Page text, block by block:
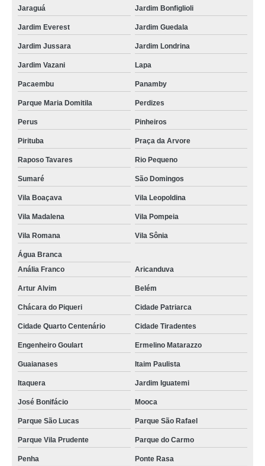
Jaraguá Jardim Bonfiglioli
Jardim Everest Jardim Guedala
Jardim Jussara Jardim Londrina
Jardim Vazani Lapa
Pacaembu Panamby
Parque Maria Domitila Perdizes
Perus Pinheiros
Pirituba Praça da Arvore
Raposo Tavares Rio Pequeno
Sumaré São Domingos
Vila Boaçava Vila Leopoldina
Vila Madalena Vila Pompeia
Vila Romana Vila Sônia
Água Branca
Anália Franco
Aricanduva
Artur Alvim Belém
Chácara do Piqueri Cidade Patriarca
Cidade Quarto Centenário Cidade Tiradentes
Engenheiro Goulart Ermelino Matarazzo
Guaianases Itaim Paulista
Itaquera Jardim Iguatemi
José Bonifácio Mooca
Parque São Lucas Parque São Rafael
Parque Vila Prudente Parque do Carmo
Penha Ponte Rasa